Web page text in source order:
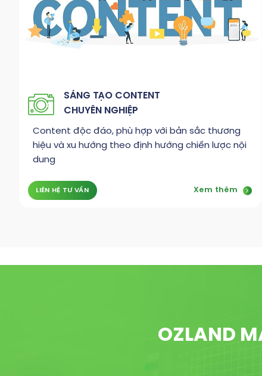
SÁNG TẠO CONTENT
CHUYÊN NGHIỆP
Content độc đáo, phù hợp với bản sắc thương
hiệu và xu hướng theo định hướng chiến lược nội
dung
LIÊN HỆ TƯ VẤN Xem thêm
OZLAND